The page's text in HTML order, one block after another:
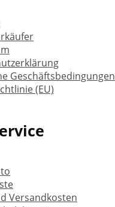
Geschäftsbedingungen
(EU)
Versandkosten